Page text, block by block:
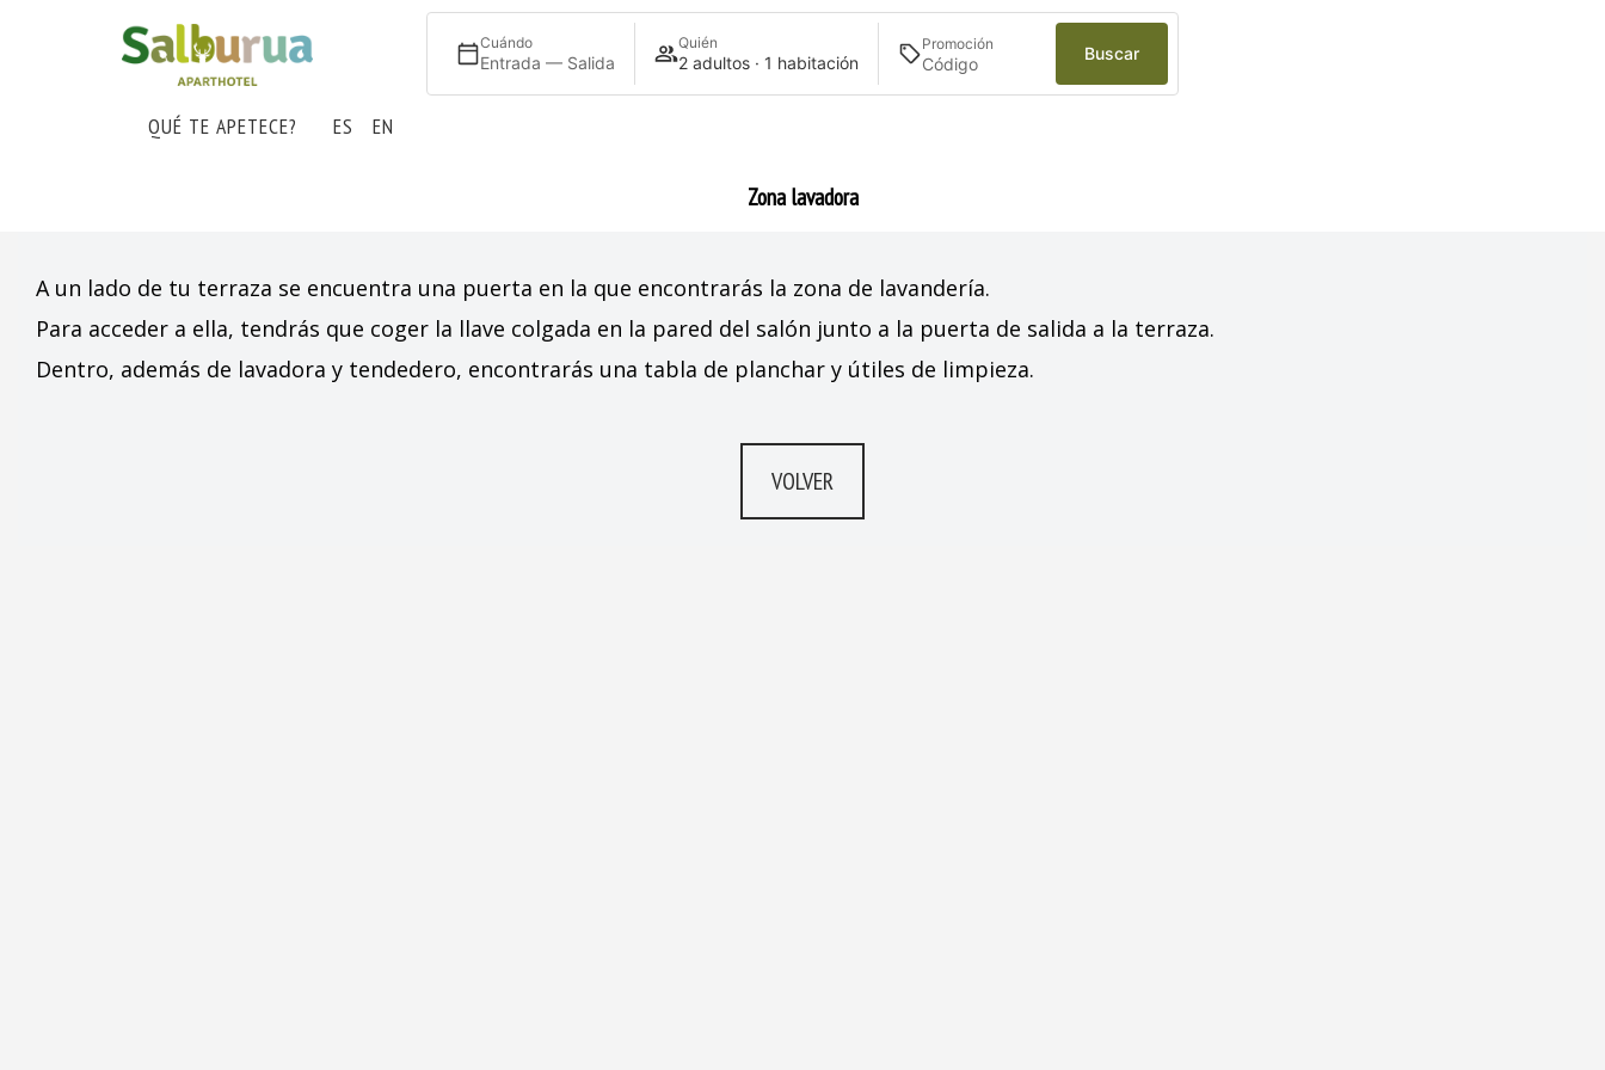
QUÉ TE APETECE? ES EN
Acceder
Zona lavadora
A un lado de tu terraza se encuentra una puerta en la que encontrarás la zona de lavandería.
Para acceder a ella, tendrás que coger la llave colgada en la pared del salón junto a la puerta de salida a la terraza.
Dentro, además de lavadora y tendedero, encontrarás una tabla de planchar y útiles de limpieza.
VOLVER
Cuándo
Entrada — Salida
Quién
2 adultos · 1 habitación
Promoción Buscar